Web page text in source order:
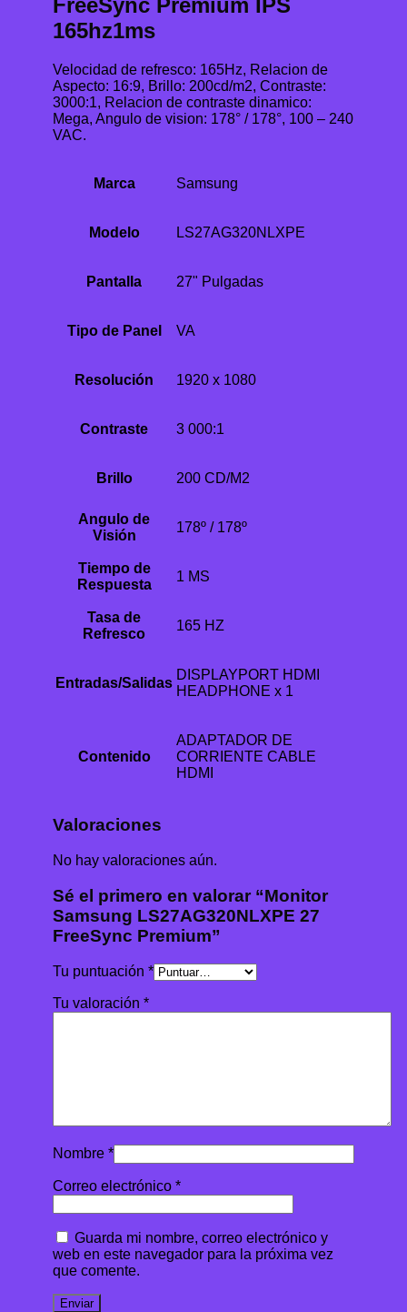
165hz1ms
Velocidad de refresco: 165Hz, Relacion de
Aspecto: 16:9, Brillo: 200cd/m2, Contraste:
3000:1, Relacion de contraste dinamico:
Mega, Angulo de vision: 178° / 178°, 100 – 240
VAC.
Marca Samsung
Modelo LS27AG320NLXPE
Pantalla 27" Pulgadas
Tipo de Panel VA
Resolución 1920 x 1080
Contraste 3 000:1
Brillo 200 CD/M2
Angulo de
Visión
178º / 178º
Tiempo de
Respuesta
1 MS
Tasa de
Refresco
165 HZ
Entradas/Salidas
DISPLAYPORT HDMI
HEADPHONE x 1
Contenido
ADAPTADOR DE
CORRIENTE CABLE
HDMI
Valoraciones
No hay valoraciones aún.
Sé el primero en valorar “Monitor
Samsung LS27AG320NLXPE 27
FreeSync Premium”
Tu puntuación *
Tu valoración *
Nombre *
Correo electrónico *
Guarda mi nombre, correo electrónico y
web en este navegador para la próxima vez
que comente.